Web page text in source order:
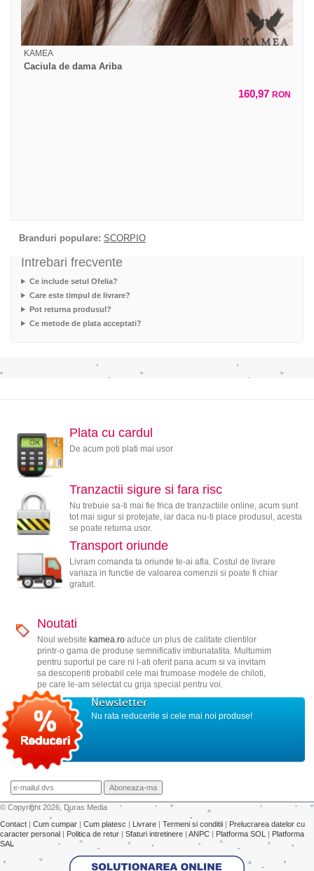
KAMEA
Caciula de dama Ariba
160,97 RON
Branduri populare: SCORPIO
Intrebari frecvente
Ce include setul Ofelia?
Care este timpul de livrare?
Pot returna produsul?
Ce metode de plata acceptati?
Plata cu cardul
De acum poti plati mai usor
Tranzactii sigure si fara risc
Nu trebuie sa-ti mai fie frica de tranzactiile online, acum sunt
tot mai sigur si protejate, iar daca nu-ti place produsul, acesta
se poate returna usor.
Transport oriunde
Livram comanda ta oriunde te-ai afla. Costul de livrare
variaza in functie de valoarea comenzii si poate fi chiar
gratuit.
Noutati
Noul website kamea.roaduce un plus de calitate clientilor
printr-o gama de produse semnificativ imbunatatita. Multumim
pentru suportul pe care ni l-ati oferit pana acum si va invitam
sa descoperiti probabil cele mai frumoase modele de chiloti,
pe care le-am selectat cu grija special pentru voi.
Newsletter
Nu rata reducerile si cele mai noi produse!
© Copyright 2026, Duras Media
Contact | Cum cumpar | Cum platesc | Livrare | Termeni si conditii | Prelucrarea datelor cu
caracter personal | Politica de retur | Sfaturi intretinere | ANPC | Platforma SOL | Platforma
SAL